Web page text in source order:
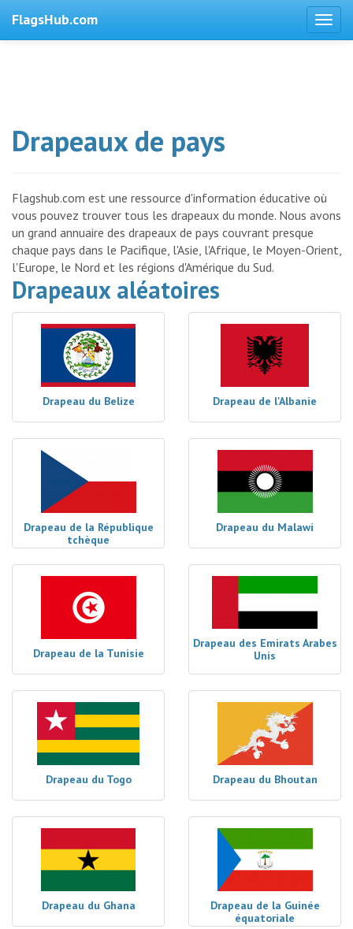
FlagsHub.com
Drapeaux de pays
Flagshub.com est une ressource d'information éducative où
vous pouvez trouver tous les drapeaux du monde. Nous avons
un grand annuaire des drapeaux de pays couvrant presque
chaque pays dans le Pacifique, l'Asie, l'Afrique, le Moyen-Orient,
l'Europe, le Nord et les régions d'Amérique du Sud.
Drapeaux aléatoires
Drapeau du Belize Drapeau de l'Albanie
Drapeau de la République
tchèque
Drapeau du Malawi
Drapeau de la Tunisie
Drapeau des Emirats Arabes
Unis
Drapeau du Togo Drapeau du Bhoutan
Drapeau du Ghana
Drapeau de la Guinée
équatoriale